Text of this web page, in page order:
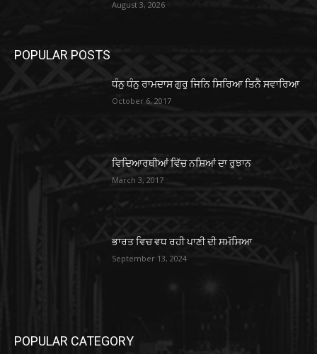
August 3, 2026
POPULAR POSTS
ਧੰਨੁ ਧੰਨੁ ਰਾਮਦਾਸ ਗੁਰੁ ਜਿਨਿ ਸਿਰਿਆ ਤਿਨੈ ਸਵਾਰਿਆ
October 6, 2017
ਵਿਦਿਆਰਥੀਆਂ ਵਿੱਚ ਨਸ਼ਿਆਂ ਦਾ ਰੁਝਾਨ
March 3, 2017
ਭਾਰਤ ਵਿਚ ਵਧ ਰਹੀ ਪਾਣੀ ਦੀ ਸਮੱਸਿਆ
September 13, 2024
POPULAR CATEGORY